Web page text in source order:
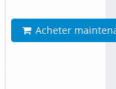
Acheter